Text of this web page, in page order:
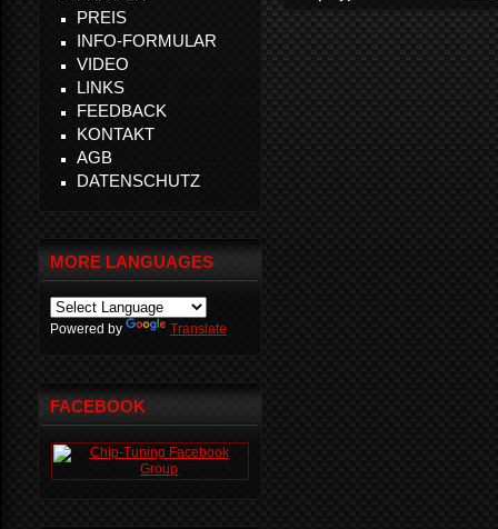
PREIS
INFO-FORMULAR
VIDEO
LINKS
FEEDBACK
KONTAKT
AGB
DATENSCHUTZ
MORE LANGUAGES
Powered by Translate
FACEBOOK